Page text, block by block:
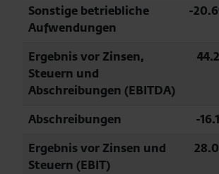
Sonstige betriebliche
Aufwendungen
-
Ergebnis vor Zinsen,
Steuern und
Abschreibungen (EBITDA)
Abschreibungen -
Ergebnis vor Zinsen und
Steuern (EBIT)